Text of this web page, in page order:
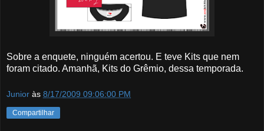
Sobre a enquete, ninguém acertou. E teve Kits que nem
foram citado. Amanhã, Kits do Grêmio, dessa temporada.
Junior às 8/17/2009 09:06:00 PM
Compartilhar